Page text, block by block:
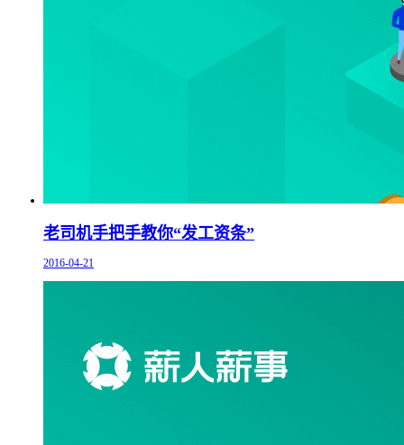
老司机手把手教你“发工资条”
2016-04-21